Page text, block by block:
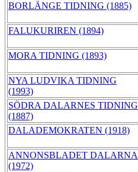
BORLÄNGE TIDNING (1885)
FALUKURIREN (1894)
MORA TIDNING (1893)
NYA LUDVIKA TIDNING
(1993)
SÖDRA DALARNES TIDNING
(1887)
DALADEMOKRATEN (1918)
ANNONSBLADET DALARNA
(1972)